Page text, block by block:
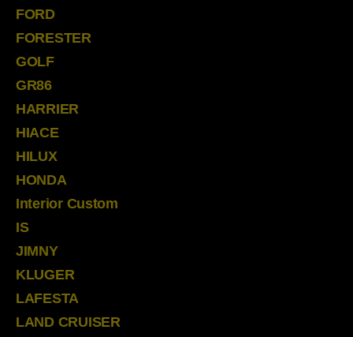
FORD
FORESTER
GOLF
GR86
HARRIER
HIACE
HILUX
HONDA
Interior Custom
IS
JIMNY
KLUGER
LAFESTA
LAND CRUISER